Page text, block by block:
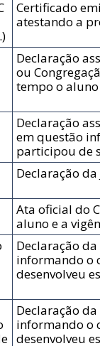
Certificado
atestando a
Declaração
ou
tempo o
Declaração
em questão
participou de
Declaração
Ata oficial do
aluno e a
Declaração
informando o
desenvolveu
Declaração
informando o
desenvolveu